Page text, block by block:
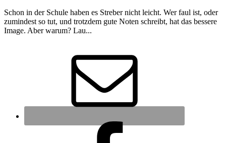
Schon in der Schule haben es Streber nicht leicht. Wer faul ist, oder
zumindest so tut, und trotzdem gute Noten schreibt, hat das bessere
Image. Aber warum? Lau...